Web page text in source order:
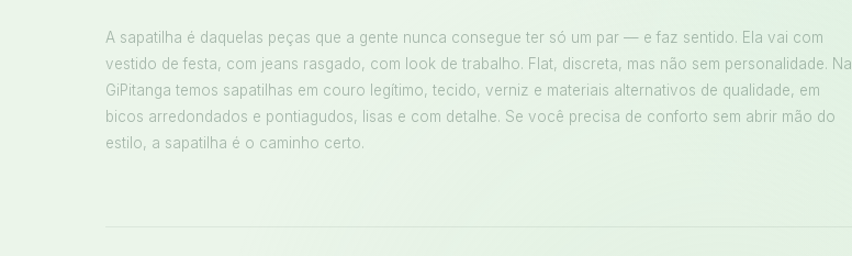
A sapatilha é daquelas peças que a gente nunca consegue ter só um par — e faz sentido. Ela vai com
vestido de festa, com jeans rasgado, com look de trabalho. Flat, discreta, mas não sem personalidade. Na
GiPitanga temos sapatilhas em couro legítimo, tecido, verniz e materiais alternativos de qualidade, em
bicos arredondados e pontiagudos, lisas e com detalhe. Se você precisa de conforto sem abrir mão do
estilo, a sapatilha é o caminho certo.